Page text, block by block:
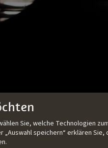
Sie, welche Technologien
speichern“ erklären Sie,